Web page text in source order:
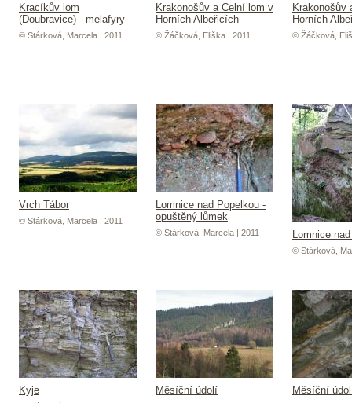
Kracíkův lom
(Doubravice) - melafyry
© Stárková, Marcela | 2011
Krakonošův a Celní lom v
Horních Albeřicích
© Žáčková, Eliška | 2011
Krakonošův
Horních
© Žáčková,
Vrch Tábor
© Stárková, Marcela | 2011
Lomnice nad Popelkou -
opuštěný lůmek
© Stárková, Marcela | 2011 Lomnice
© Stárková,
Kyje Měsíční údolí Měsíční